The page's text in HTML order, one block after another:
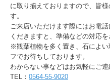
に取り揃えておりますので、皆
す。
ご来店いただけます際にはお電
くだきますと、準備などの対応を
※観葉植物を多く置き、石によ
フでお待ちしております。
わからない事などはお気軽にご連
TEL： 0564-55-9020